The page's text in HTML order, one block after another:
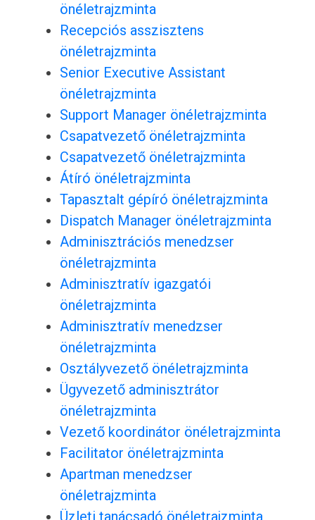
önéletrajzminta
Recepciós asszisztens
önéletrajzminta
Senior Executive Assistant
önéletrajzminta
Support Manager önéletrajzminta
Csapatvezető önéletrajzminta
Csapatvezető önéletrajzminta
Átíró önéletrajzminta
Tapasztalt gépíró önéletrajzminta
Dispatch Manager önéletrajzminta
Adminisztrációs menedzser
önéletrajzminta
Adminisztratív igazgatói
önéletrajzminta
Adminisztratív menedzser
önéletrajzminta
Osztályvezető önéletrajzminta
Ügyvezető adminisztrátor
önéletrajzminta
Vezető koordinátor önéletrajzminta
Facilitator önéletrajzminta
Apartman menedzser
önéletrajzminta
Üzleti tanácsadó önéletrajzminta